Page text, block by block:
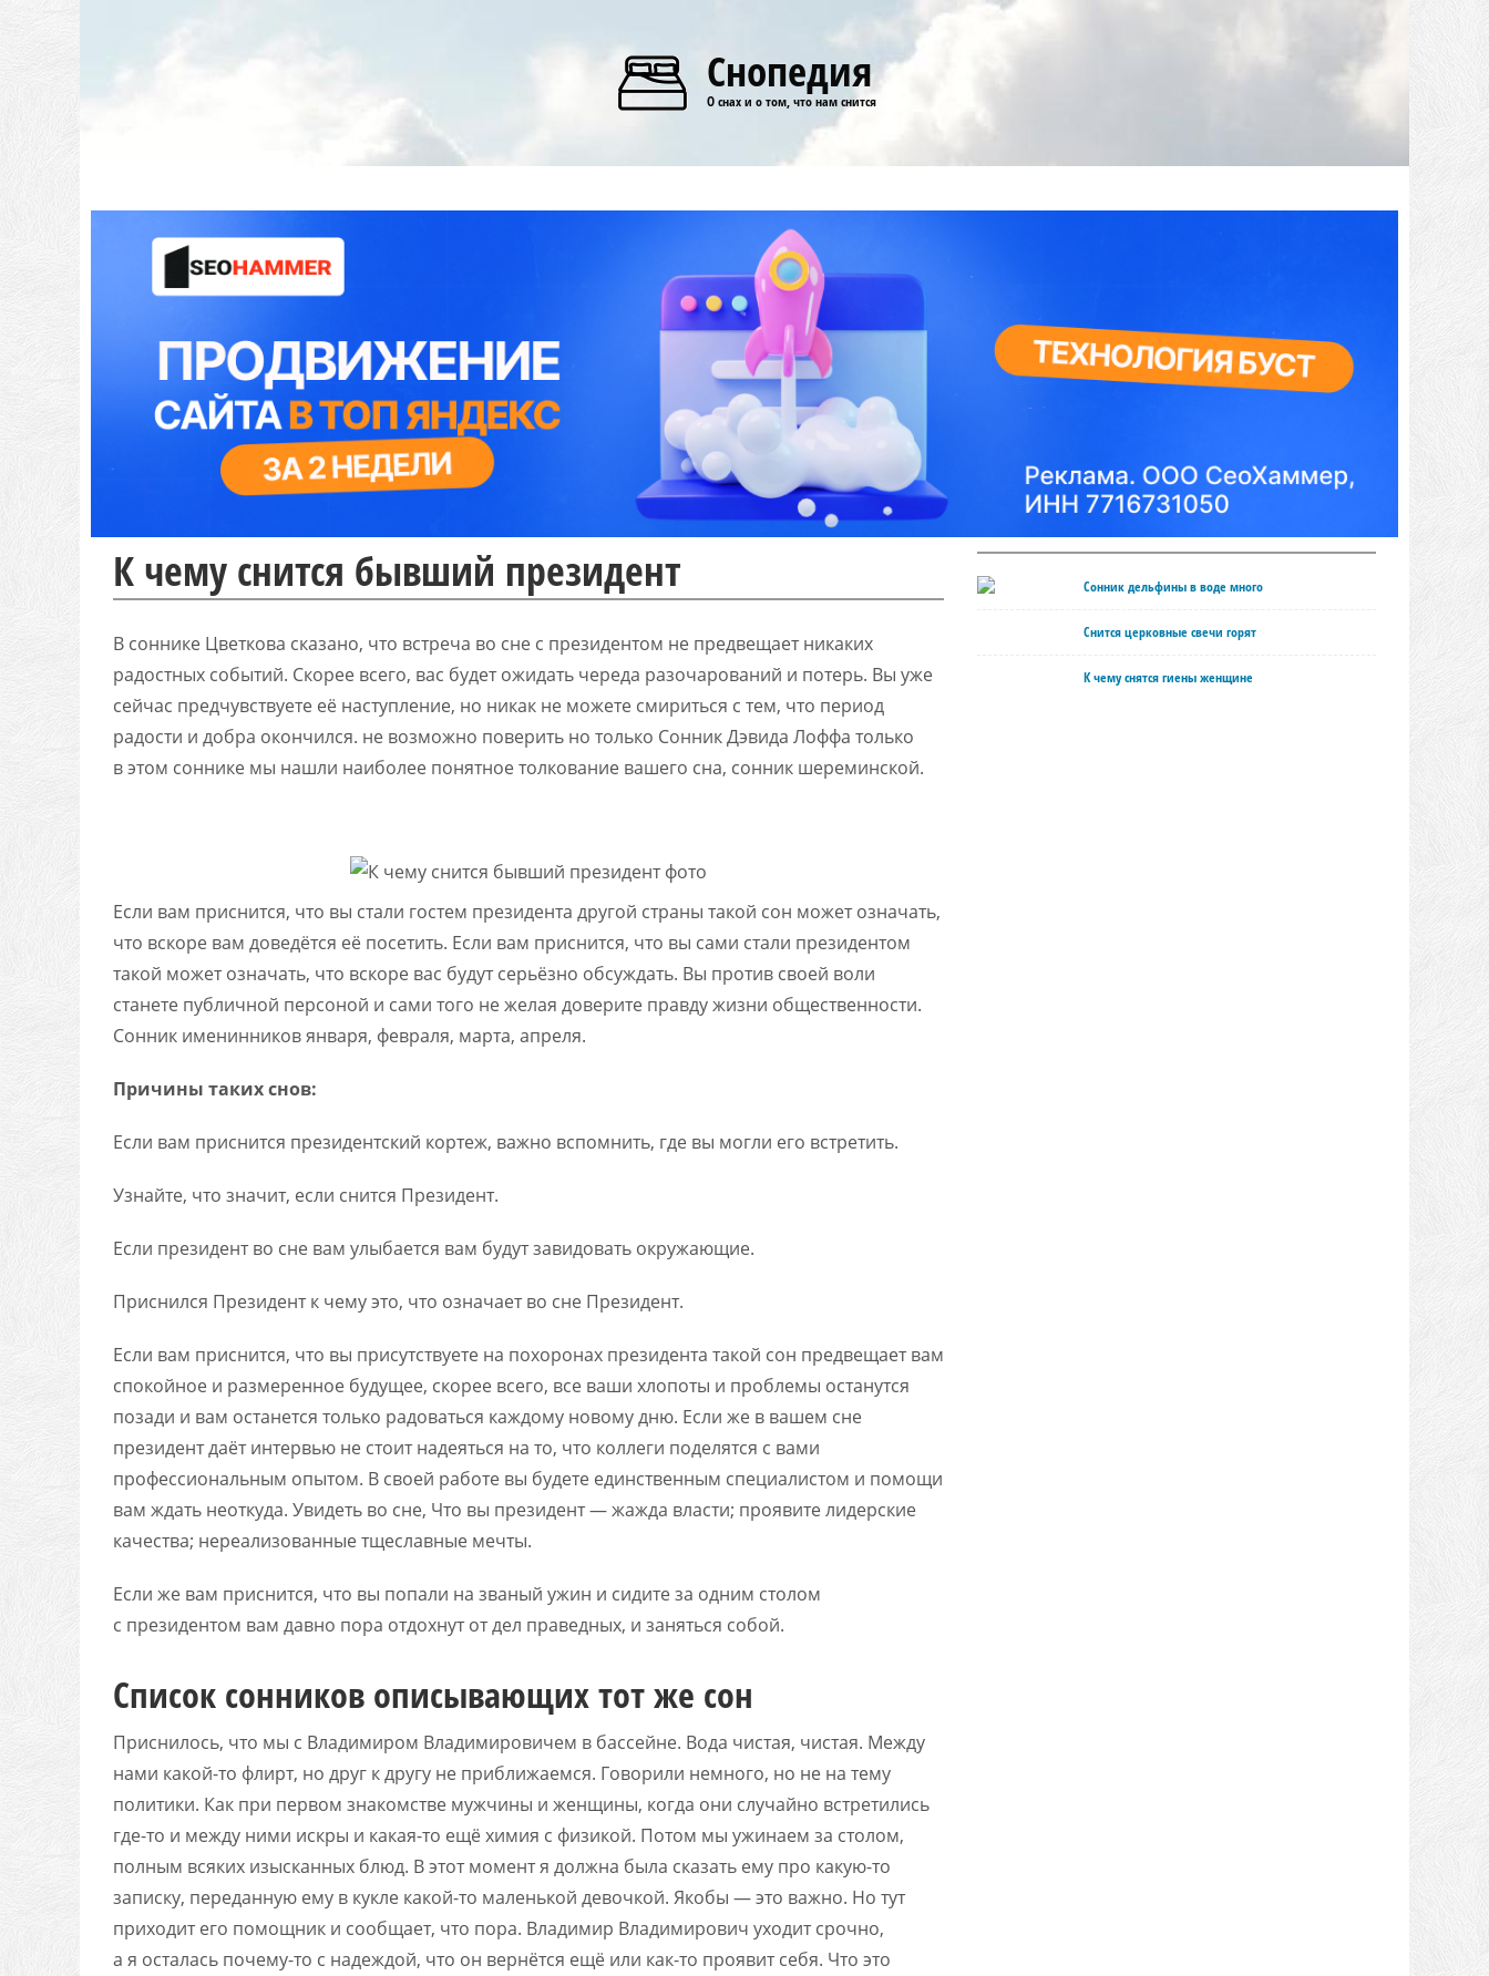
Снопедия
О снах и о том, что нам снится
К чему снится бывший президент
В соннике Цветкова сказано, что встреча во сне с президентом не предвещает никаких
радостных событий. Скорее всего, вас будет ожидать череда разочарований и потерь. Вы уже
сейчас предчувствуете её наступление, но никак не можете смириться с тем, что период
радости и добра окончился. не возможно поверить но только Сонник Дэвида Лоффа только
в этом соннике мы нашли наиболее понятное толкование вашего сна, сонник шереминской.
Если вам приснится, что вы стали гостем президента другой страны такой сон может означать,
что вскоре вам доведётся её посетить. Если вам приснится, что вы сами стали президентом
такой может означать, что вскоре вас будут серьёзно обсуждать. Вы против своей воли
станете публичной персоной и сами того не желая доверите правду жизни общественности.
Сонник именинников января, февраля, марта, апреля.
Причины таких снов:
Если вам приснится президентский кортеж, важно вспомнить, где вы могли его встретить.
Узнайте, что значит, если снится Президент.
Если президент во сне вам улыбается вам будут завидовать окружающие.
Приснился Президент к чему это, что означает во сне Президент.
Если вам приснится, что вы присутствуете на похоронах президента такой сон предвещает вам
спокойное и размеренное будущее, скорее всего, все ваши хлопоты и проблемы останутся
позади и вам останется только радоваться каждому новому дню. Если же в вашем сне
президент даёт интервью не стоит надеяться на то, что коллеги поделятся с вами
профессиональным опытом. В своей работе вы будете единственным специалистом и помощи
вам ждать неоткуда. Увидеть во сне, Что вы президент — жажда власти; проявите лидерские
качества; нереализованные тщеславные мечты.
Если же вам приснится, что вы попали на званый ужин и сидите за одним столом
с президентом вам давно пора отдохнут от дел праведных, и заняться собой.
Список сонников описывающих тот же сон
Приснилось, что мы с Владимиром Владимировичем в бассейне. Вода чистая, чистая. Между
нами какой-то флирт, но друг к другу не приближаемся. Говорили немного, но не на тему
политики. Как при первом знакомстве мужчины и женщины, когда они случайно встретились
где-то и между ними искры и какая-то ещё химия с физикой. Потом мы ужинаем за столом,
полным всяких изысканных блюд. В этот момент я должна была сказать ему про какую-то
записку, переданную ему в кукле какой-то маленькой девочкой. Якобы — это важно. Но тут
приходит его помощник и сообщает, что пора. Владимир Владимирович уходит срочно,
а я осталась почему-то с надеждой, что он вернётся ещё или как-то проявит себя. Что это
Сонник дельфины в воде много
Снится церковные свечи горят
К чему снятся гиены женщине